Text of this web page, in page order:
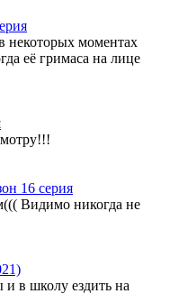
некоторых моментах
её гримаса на лице
16 серия
Видимо никогда не
в школу ездить на